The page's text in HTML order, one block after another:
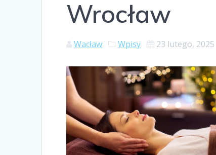
Wrocław
Wacław Wpisy 23 lutego, 2025